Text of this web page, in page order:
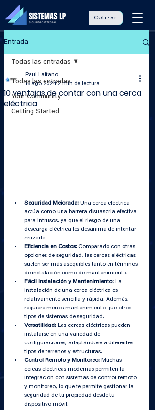
Cotizar
Entrada
Todas las entradas
Your Community
Getting Started
Todas las entradas
10 ventajas de contar con una cerca
eléctrica
Paul Laitano
16 ago 2024 2 min de lectura
Seguridad Mejorada: Una cerca eléctrica
actúa como una barrera disuasoria efectiva
para intrusos, ya que el riesgo de una
descarga eléctrica les desanima de intentar
cruzarla.
Eficiencia en Costos: Comparado con otras
opciones de seguridad, las cercas eléctricas
suelen ser más asequibles tanto en términos
de instalación como de mantenimiento.
Fácil Instalación y Mantenimiento: La
instalación de una cerca eléctrica es
relativamente sencilla y rápida. Además,
requiere menos mantenimiento que otros
tipos de sistemas de seguridad.
Versatilidad: Las cercas eléctricas pueden
instalarse en una variedad de
configuraciones, adaptándose a diferentes
tipos de terrenos y estructuras.
Control Remoto y Monitoreo: Muchas
cercas eléctricas modernas permiten la
integración con sistemas de control remoto
y monitoreo, lo que te permite gestionar la
seguridad de tu propiedad desde tu
dispositivo móvil.